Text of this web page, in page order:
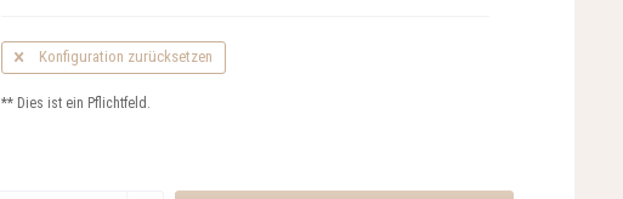
Konfiguration zurücksetzen
** Dies ist ein Pflichtfeld.